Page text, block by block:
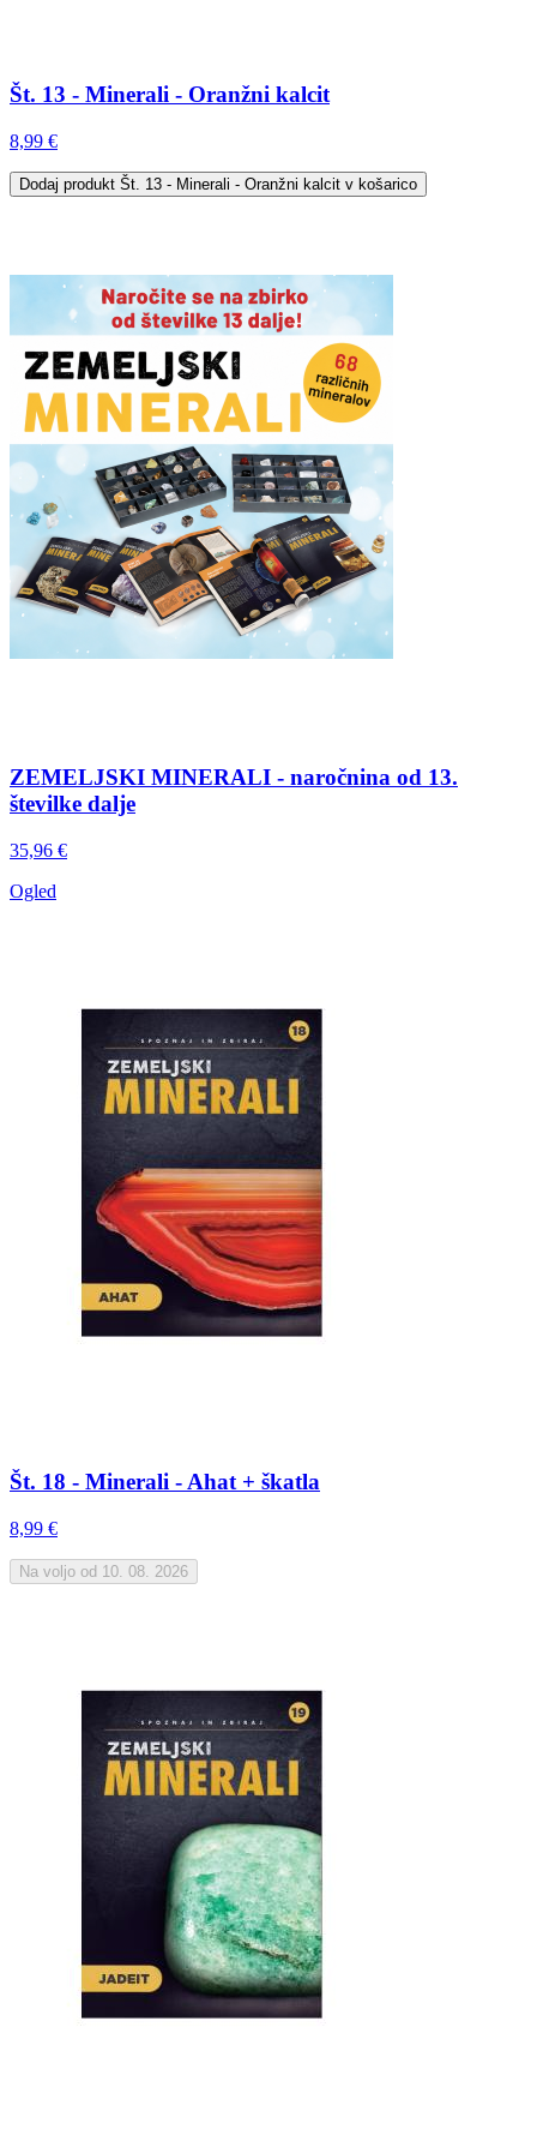
Št. 13 - Minerali - Oranžni kalcit
8,99 €
Dodaj produkt Št. 13 - Minerali - Oranžni kalcit v košarico
ZEMELJSKI MINERALI - naročnina od 13.
številke dalje
35,96 €
Ogled
Št. 18 - Minerali - Ahat + škatla
8,99 €
Na voljo od 10. 08. 2026